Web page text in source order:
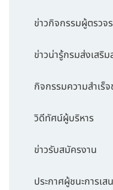
ข่าวกิจกรรมผู้ตรวจ
ข่าวน่ารู้กรมส่งเสริ
กิจกรรมความสำเร็
วิดีทัศน์ผู้บริหาร
ข่าวรับสมัครงาน
ประกาศผู้ชนะการเส